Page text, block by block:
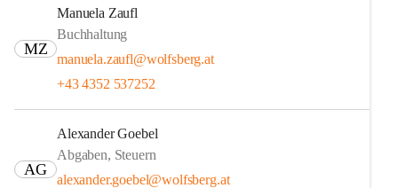
MZ
Manuela Zaufl
Buchhaltung
manuela.zaufl@wolfsberg.at
+43 4352 537252
AG
Alexander Goebel
Abgaben, Steuern
alexander.goebel@wolfsberg.at